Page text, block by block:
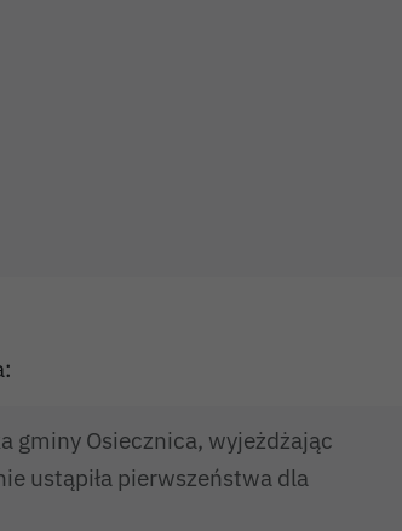
gminy Osiecznica, wyjeżdżając
ustąpiła pierwszeństwa dla